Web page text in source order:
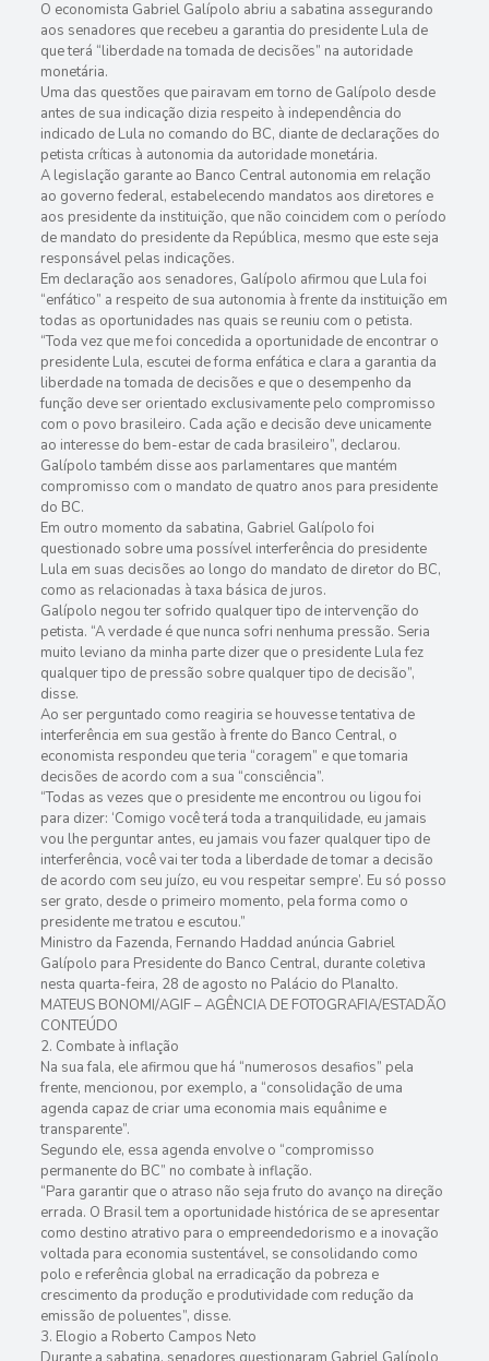
O economista Gabriel Galípolo abriu a sabatina assegurando
aos senadores que recebeu a garantia do presidente Lula de
que terá “liberdade na tomada de decisões” na autoridade
monetária.
Uma das questões que pairavam em torno de Galípolo desde
antes de sua indicação dizia respeito à independência do
indicado de Lula no comando do BC, diante de declarações do
petista críticas à autonomia da autoridade monetária.
A legislação garante ao Banco Central autonomia em relação
ao governo federal, estabelecendo mandatos aos diretores e
aos presidente da instituição, que não coincidem com o período
de mandato do presidente da República, mesmo que este seja
responsável pelas indicações.
Em declaração aos senadores, Galípolo afirmou que Lula foi
“enfático” a respeito de sua autonomia à frente da instituição em
todas as oportunidades nas quais se reuniu com o petista.
“Toda vez que me foi concedida a oportunidade de encontrar o
presidente Lula, escutei de forma enfática e clara a garantia da
liberdade na tomada de decisões e que o desempenho da
função deve ser orientado exclusivamente pelo compromisso
com o povo brasileiro. Cada ação e decisão deve unicamente
ao interesse do bem-estar de cada brasileiro”, declarou.
Galípolo também disse aos parlamentares que mantém
compromisso com o mandato de quatro anos para presidente
do BC.
Em outro momento da sabatina, Gabriel Galípolo foi
questionado sobre uma possível interferência do presidente
Lula em suas decisões ao longo do mandato de diretor do BC,
como as relacionadas à taxa básica de juros.
Galípolo negou ter sofrido qualquer tipo de intervenção do
petista. “A verdade é que nunca sofri nenhuma pressão. Seria
muito leviano da minha parte dizer que o presidente Lula fez
qualquer tipo de pressão sobre qualquer tipo de decisão”,
disse.
Ao ser perguntado como reagiria se houvesse tentativa de
interferência em sua gestão à frente do Banco Central, o
economista respondeu que teria “coragem” e que tomaria
decisões de acordo com a sua “consciência”.
“Todas as vezes que o presidente me encontrou ou ligou foi
para dizer: ‘Comigo você terá toda a tranquilidade, eu jamais
vou lhe perguntar antes, eu jamais vou fazer qualquer tipo de
interferência, você vai ter toda a liberdade de tomar a decisão
de acordo com seu juízo, eu vou respeitar sempre’. Eu só posso
ser grato, desde o primeiro momento, pela forma como o
presidente me tratou e escutou.”
Ministro da Fazenda, Fernando Haddad anúncia Gabriel
Galípolo para Presidente do Banco Central, durante coletiva
nesta quarta-feira, 28 de agosto no Palácio do Planalto.
MATEUS BONOMI/AGIF – AGÊNCIA DE FOTOGRAFIA/ESTADÃO
CONTEÚDO
2. Combate à inflação
Na sua fala, ele afirmou que há “numerosos desafios” pela
frente, mencionou, por exemplo, a “consolidação de uma
agenda capaz de criar uma economia mais equânime e
transparente”.
Segundo ele, essa agenda envolve o “compromisso
permanente do BC” no combate à inflação.
“Para garantir que o atraso não seja fruto do avanço na direção
errada. O Brasil tem a oportunidade histórica de se apresentar
como destino atrativo para o empreendedorismo e a inovação
voltada para economia sustentável, se consolidando como
polo e referência global na erradicação da pobreza e
crescimento da produção e produtividade com redução da
emissão de poluentes”, disse.
3. Elogio a Roberto Campos Neto